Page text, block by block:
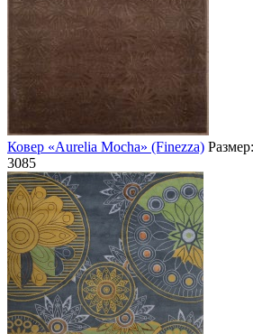
Ковер «Aurelia Mocha» (Finezza)
3085